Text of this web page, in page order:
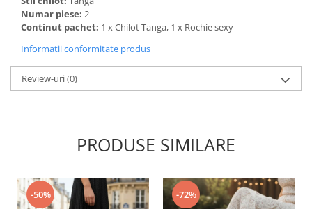
Numar piese: 2
Continut pachet: 1 x Chilot Tanga, 1 x Rochie sexy
Informatii conformitate produs
Review-uri(0)
PRODUSE SIMILARE
-50% -72%